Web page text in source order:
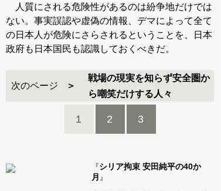
人質にされる危険性があるのは紛争地だけでは
ない。事実誤認や虚偽の情報、デマによって全て
の日本人が危険にさらされるということを、日本
政府も日本国民も認識しておくべきだ。
次のページ
戦場の現実を知らず安全圏か
ら嘲笑だけする人々
1 2 3
『シリア拘束 安田純平の40か
月 』